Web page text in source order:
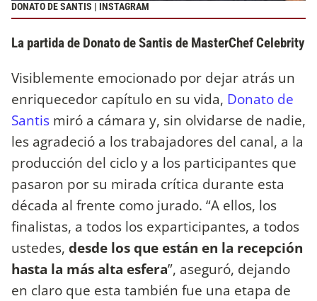
DONATO DE SANTIS | INSTAGRAM
La partida de Donato de Santis de MasterChef Celebrity
Visiblemente emocionado por dejar atrás un
enriquecedor capítulo en su vida, Donato de
Santis miró a cámara y, sin olvidarse de nadie,
les agradeció a los trabajadores del canal, a la
producción del ciclo y a los participantes que
pasaron por su mirada crítica durante esta
década al frente como jurado. “A ellos, los
finalistas, a todos los exparticipantes, a todos
ustedes, desde los que están en la recepción
hasta la más alta esfera”, aseguró, dejando
en claro que esta también fue una etapa de